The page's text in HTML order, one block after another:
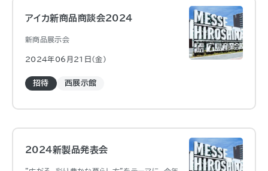
アイカ新商品商談会2024
新商品展示会
2024年06月21日（金)
招待 西展示館
2024新製品発表会